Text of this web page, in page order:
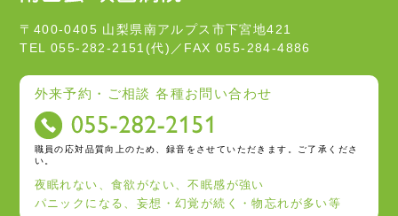
〒400-0405 山梨県南アルプス市下宮地421
TEL 055-282-2151(代)／FAX 055-284-4886
外来予約・ご相談 各種お問い合わせ
職員の応対品質向上のため、録音をさせていただきます。ご了承くださ
い。
夜眠れない、食欲がない、不眠感が強い
パニックになる、妄想・幻覚が続く・物忘れが多い等